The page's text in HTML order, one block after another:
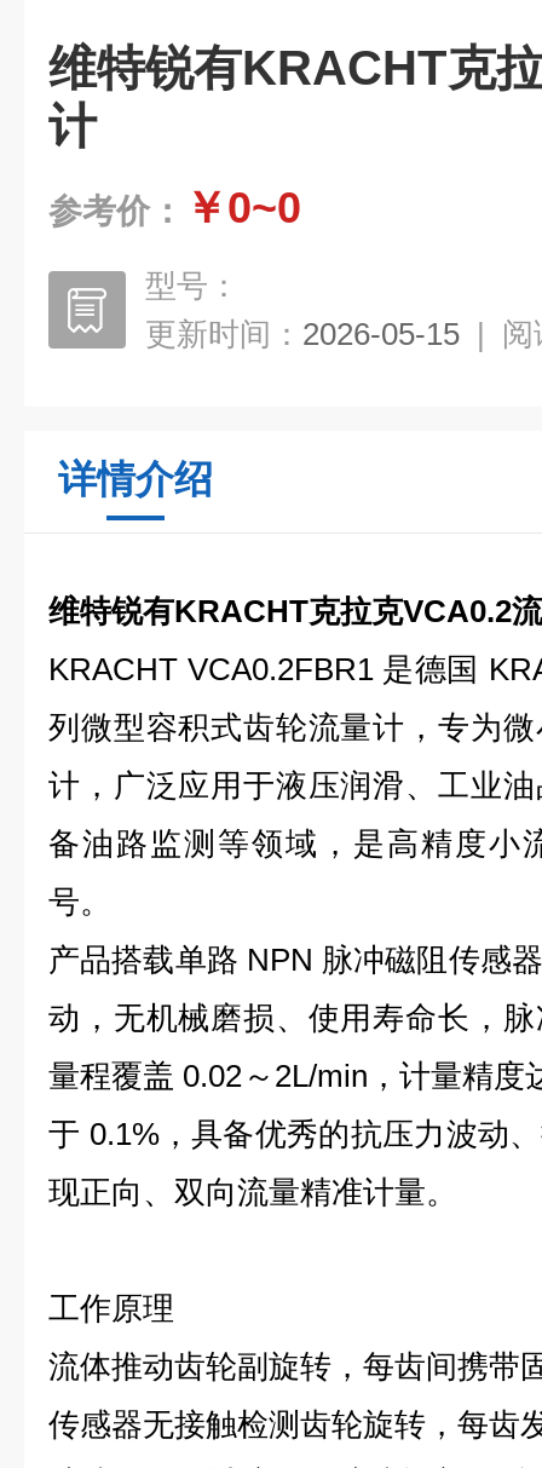
维特锐有KRACHT克
计
参考价： ￥0~0
型号：
更新时间： 2026-05-15 | 阅
详情介绍
维特锐有KRACHT克拉克VCA0.2
KRACHT VCA0.2FBR1 是德国
列微型容积式齿轮流量计，专为
计，广泛应用于液压润滑、工业
备油路监测等领域，是高精度小
号。
产品搭载单路 NPN 脉冲磁阻传感
动，无机械磨损、使用寿命长，
量程覆盖 0.02～2L/min，计量精度
于 0.1%，具备优秀的抗压力波动
现正向、双向流量精准计量。
工作原理
流体推动齿轮副旋转，每齿间携带
传感器无接触检测齿轮旋转，每齿